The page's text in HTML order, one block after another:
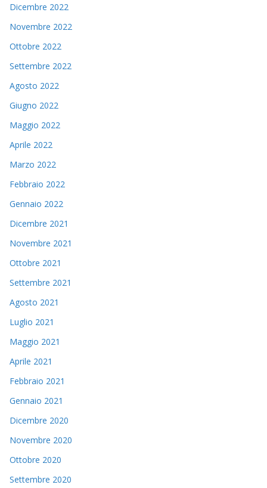
Dicembre 2022
Novembre 2022
Ottobre 2022
Settembre 2022
Agosto 2022
Giugno 2022
Maggio 2022
Aprile 2022
Marzo 2022
Febbraio 2022
Gennaio 2022
Dicembre 2021
Novembre 2021
Ottobre 2021
Settembre 2021
Agosto 2021
Luglio 2021
Maggio 2021
Aprile 2021
Febbraio 2021
Gennaio 2021
Dicembre 2020
Novembre 2020
Ottobre 2020
Settembre 2020